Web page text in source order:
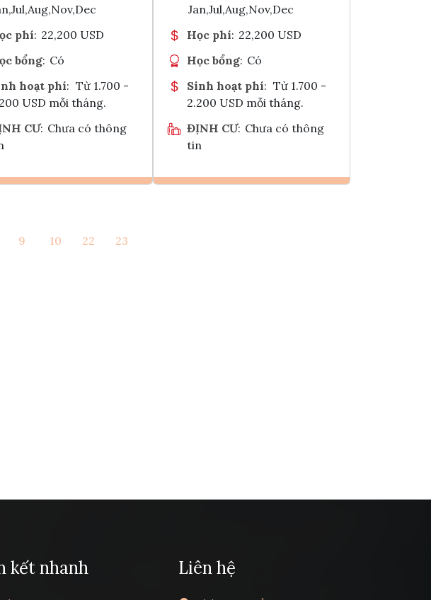
phí: 22,200 USD
bổng: Có
hoạt phí: Từ 1.700 -
USD mỗi tháng.
CƯ: Chưa có thông
Tham vấn Interlink
Jan,Jul,Aug,Nov,Dec
Học phí: 22,200 USD
Học bổng: Có
Sinh hoạt phí: Từ 1.700 -
2.200 USD mỗi tháng.
ĐỊNH CƯ: Chưa có thông
tin
9 10 22 23
kết nhanh Liên hệ